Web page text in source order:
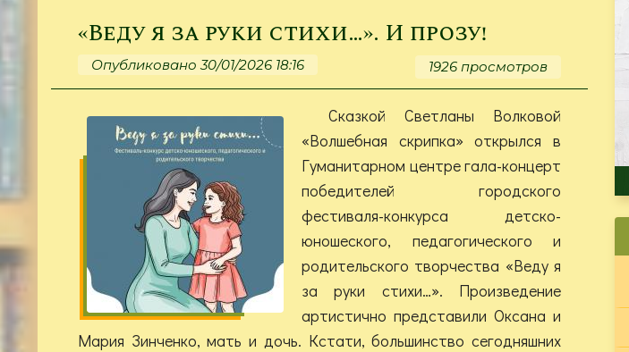
«Веду я за руки стихи…». И прозу!
Опубликовано 30/01/2026 18:16 1926 просмотров
Сказкой Светланы Волковой
«Волшебная скрипка» открылся в
Гуманитарном центре гала-концерт
победителей городского
фестиваля-конкурса детско-
юношеского, педагогического и
родительского творчества «Веду я
за руки стихи…». Произведение
артистично представили Оксана и
Мария Зинченко, мать и дочь. Кстати, большинство сегодняшних